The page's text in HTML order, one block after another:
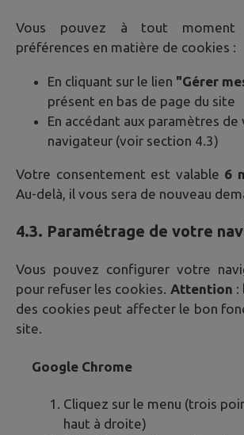
Vous pouvez à tout moment
préférences en matière de cookies :
En cliquant sur le lien "Gérer
présent en bas de page du site
En accédant aux paramètres de
navigateur (voir section 4.3)
Votre consentement est valable 6
Au-delà, il vous sera de nouveau
4.3. Paramétrage de votre
Vous pouvez configurer votre
pour refuser les cookies. Attention :
des cookies peut affecter le bon
site.
Google Chrome
Cliquez sur le menu (trois
haut à droite)